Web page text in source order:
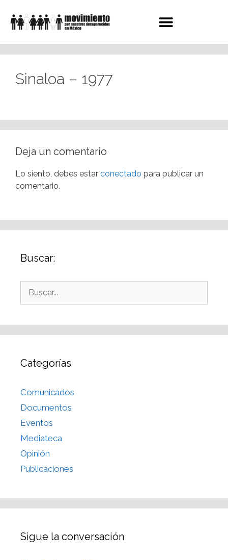
Sinaloa – 1977
Deja un comentario
Lo siento, debes estar conectado para publicar un
comentario.
Buscar:
Categorías
Comunicados
Documentos
Eventos
Mediateca
Opinión
Publicaciones
Sigue la conversación